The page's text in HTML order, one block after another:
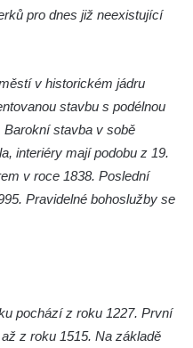
– Na
– U
– Malý
– U
– U
– Vodní
pro dnes již neexistující
v historickém jádru
stavbu s podélnou
stavba v sobě
interiéry mají podobu z 19.
v roce 1838. Poslední
Pravidelné bohoslužby se
pochází z roku 1227. První
z roku 1515. Na základě